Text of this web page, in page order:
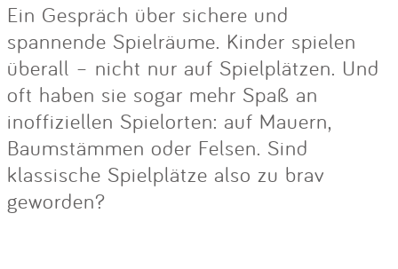
Ein Gespräch über sichere und
spannende Spielräume. Kinder spielen
überall – nicht nur auf Spielplätzen. Und
oft haben sie sogar mehr Spaß an
inoffiziellen Spielorten: auf Mauern,
Baumstämmen oder Felsen. Sind
klassische Spielplätze also zu brav
geworden?